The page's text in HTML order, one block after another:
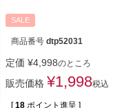
SALE
商品番号 dtp52031
定価 ¥4,998のところ
販売価格 ¥1,998税込
[ 18 ポイント進呈 ]